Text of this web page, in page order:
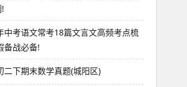
中考语文常考18篇文言文高频考点梳
备战必备!
二下期末数学真题(城阳区)